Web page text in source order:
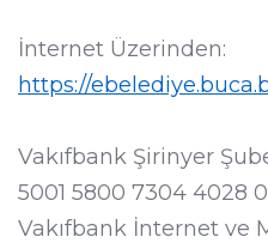
İnternet Üzerinden:
https://
Vakıfbank Şirinyer
5001 5800 7304 4028
Vakıfbank İnternet ve